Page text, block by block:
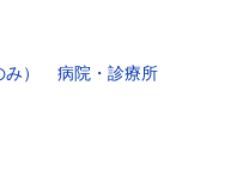
） 病院・診療所